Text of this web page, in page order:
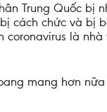
Trung Quốc bị
cách chức và bị
là nhà
mang hơn